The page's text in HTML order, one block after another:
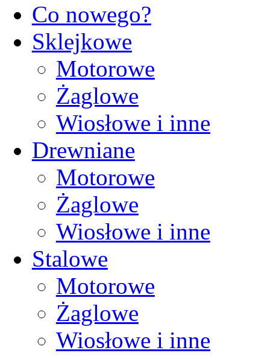
Co nowego?
Sklejkowe
Motorowe
Żaglowe
Wiosłowe i inne
Drewniane
Motorowe
Żaglowe
Wiosłowe i inne
Stalowe
Motorowe
Żaglowe
Wiosłowe i inne